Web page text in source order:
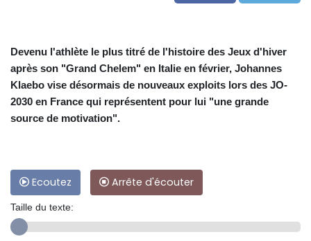
Devenu l'athlète le plus titré de l'histoire des Jeux d'hiver
après son "Grand Chelem" en Italie en février, Johannes
Klaebo vise désormais de nouveaux exploits lors des JO-
2030 en France qui représentent pour lui "une grande
source de motivation".
Ecoutez Arrête d'écouter
Taille du texte: